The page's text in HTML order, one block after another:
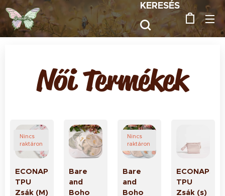
KERESÉS
Női Termékek
ECONAPS
TPU
Zsák (M)
Nincs
raktáron
Bare
and
Boho
Bare
and
Boho
Nincs
raktáron
ECONAPS
TPU
Zsák (s)